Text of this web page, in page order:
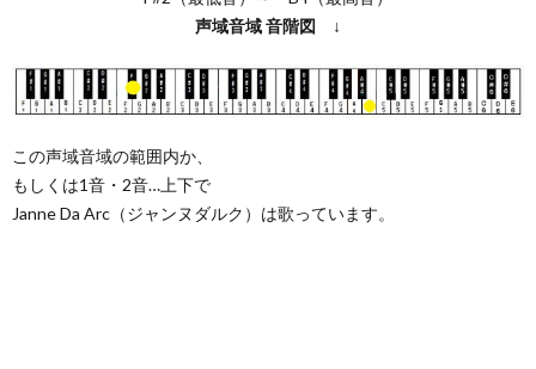
声域音域音階図 ↓
この声域音域の範囲内か、
もしくは1音・2音…上下で
Janne Da Arc（ジャンヌダルク）は歌っています。